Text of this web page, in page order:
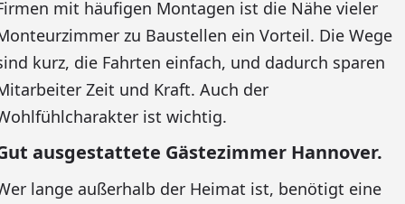
mit häufigen Montagen ist die Nähe vieler
zu Baustellen ein Vorteil. Die Wege
kurz, die Fahrten einfach, und dadurch sparen
Zeit und Kraft. Auch der
ist wichtig.
ausgestattete Gästezimmer Hannover.
lange außerhalb der Heimat ist, benötigt eine